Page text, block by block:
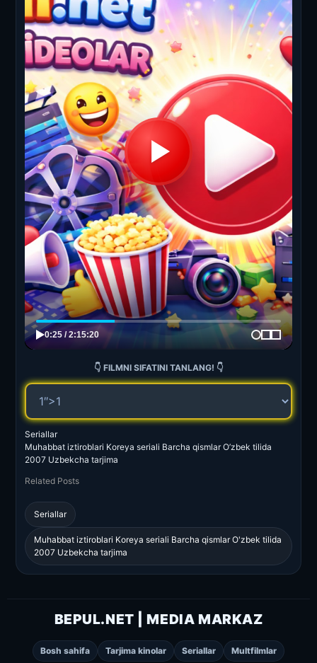
👇 FILMNI SIFATINI TANLANG! 👇
Seriallar
Muhabbat iztiroblari Koreya seriali Barcha qismlar O’zbek tilida
2007 Uzbekcha tarjima
Related Posts
Seriallar
Muhabbat iztiroblari Koreya seriali Barcha qismlar O'zbek tilida
2007 Uzbekcha tarjima
BEPUL.NET | MEDIA MARKAZ
Bosh sahifa Tarjima kinolar Seriallar Multfilmlar